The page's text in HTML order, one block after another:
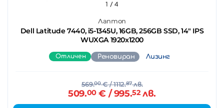
Лаптоп
Dell Latitude 7440, i5-1345U, 16GB, 256GB SSD, 14" IPS
WUXGA 1920x1200
1 / 4
Отличен Реновиран Лизинг
569.00€/ 1112.87лв.
509.00€ / 995.52лв.